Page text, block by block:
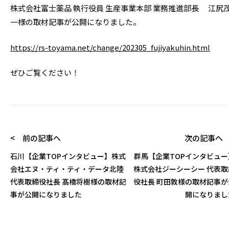
株式会社富士薬品 執行役員 生産事業本部 業務推進部長 江尻
一様の取材記事が公開になりました。
https://rs-toyama.net/change/202305_fujiyakuhin.html
ぜひご覧ください！
< 前の記事へ
石川【企業TOPインタビュー】株式
会社エヌ・ティ・ティ・データ北陸
代表取締役社長 髙橋将樹様の取材記
事が公開になりました
次の記事
群馬【企業TOPインタビュ
株式会社ジーシーシー 代表
役社長 町田敦様の取材記事
開になりま